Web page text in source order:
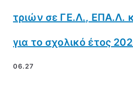
τριών σε ΓΕ.Λ., ΕΠΑ.Λ.
για το σχολικό έτος
06.27